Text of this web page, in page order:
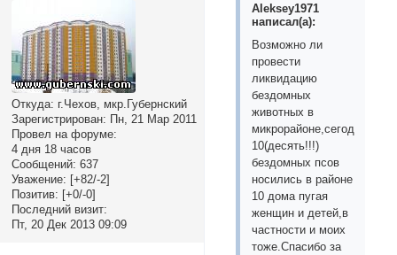
Откуда: г.Чехов, мкр.Губернский
Зарегистрирован: Пн, 21 Мар 2011
Провел на форуме:
4 дня 18 часов
Сообщений: 637
Уважение: [+82/-2]
Позитив: [+0/-0]
Последний визит:
Пт, 20 Дек 2013 09:09
Aleksey1971
написал(а):
Возможно ли
провести
ликвидацию
бездомных
животных в
микрорайоне,сегодня
10(десять!!!)
бездомных псов
носились в районе
10 дома пугая
женщин и детей,в
частности и моих
тоже.Спасибо за